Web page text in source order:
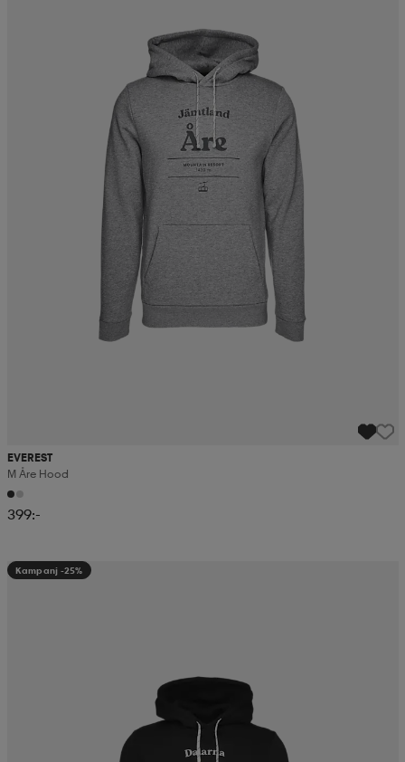
EVEREST
M Åre Hood
399:-
Kampanj -25%